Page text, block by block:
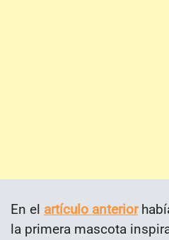
En el artículo anterior
la primera mascota